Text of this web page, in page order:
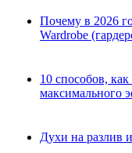
Почему в 2026
Wardrobe
10 способов,
максимального
Духи на разлив